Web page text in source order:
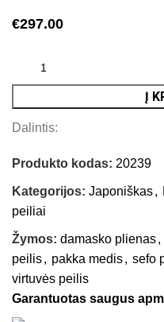
€297.00
Į
Dalintis:
Produkto kodas: 20239
Kategorijos: Japoniškas,
peiliai
Žymos: damasko plienas,
peilis, pakka medis, sefo
virtuvės peilis
Garantuotas saugus